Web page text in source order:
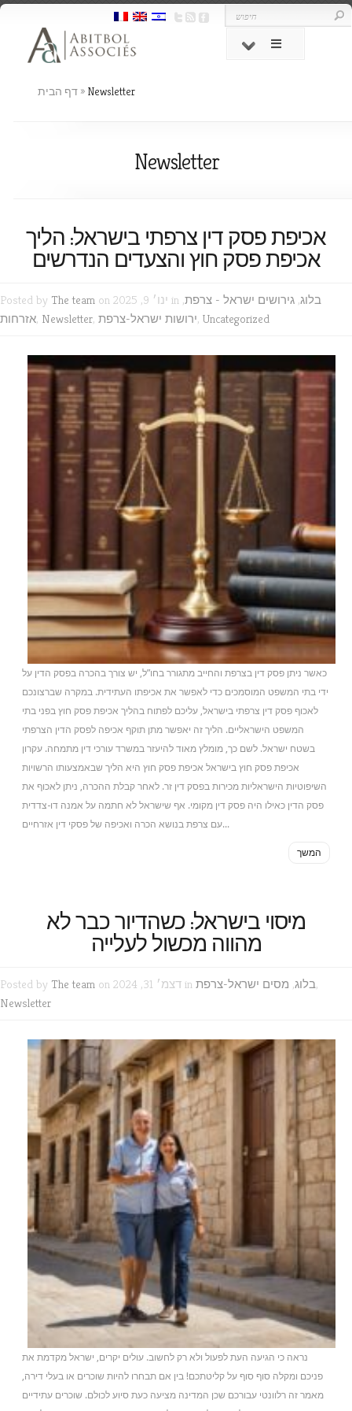
דף הבית » Newsletter
Newsletter
אכיפת פסק דין צרפתי בישראל: הליך
אכיפת פסק חוץ והצעדים הנדרשים
Posted by The team on ינו׳ 9, 2025 in בלוג, גירושים ישראל - צרפת,
אזרחות, Newsletter, ירושות ישראל-צרפת, Uncategorized
כאשר ניתן פסק דין בצרפת והחייב מתגורר בחו”ל, יש צורך בהכרה בפסק הדין על
ידי בתי המשפט המוסמכים כדי לאפשר את אכיפתו העתידית. במקרה שברצונכם
לאכוף פסק דין צרפתי בישראל, עליכם לפתוח בהליך אכיפת פסק חוץ בפני בתי
המשפט הישראליים. הליך זה יאפשר מתן תוקף אכיפה לפסק הדין הצרפתי
בשטח ישראל. לשם כך, מומלץ מאוד להיעזר במשרד עורכי דין מתמחה. עקרון
אכיפת פסק חוץ בישראל אכיפת פסק חוץ היא הליך שבאמצעותו הרשויות
השיפוטיות הישראליות מכירות בפסק דין זר. לאחר קבלת ההכרה, ניתן לאכוף את
פסק הדין כאילו היה פסק דין מקומי. אף שישראל לא חתמה על אמנה דו-צדדית
עם צרפת בנושא הכרה ואכיפה של פסקי דין אזרחיים...
המשך
מיסוי בישראל: כשהדיור כבר לא
מהווה מכשול לעלייה
Posted by The team on דצמ׳ 31, 2024 in בלוג, מסים ישראל-צרפת
,
Newsletter
נראה כי הגיעה העת לפעול ולא רק לחשוב. עולים יקרים, ישראל מקדמת את
פניכם ומקלה סוף סוף על קליטתכם! בין אם תבחרו להיות שוכרים או בעלי דירה,
מאמר זה רלוונטי עבורכם שכן המדינה מציעה כעת סיוע לכולם. שוכרים עתידיים